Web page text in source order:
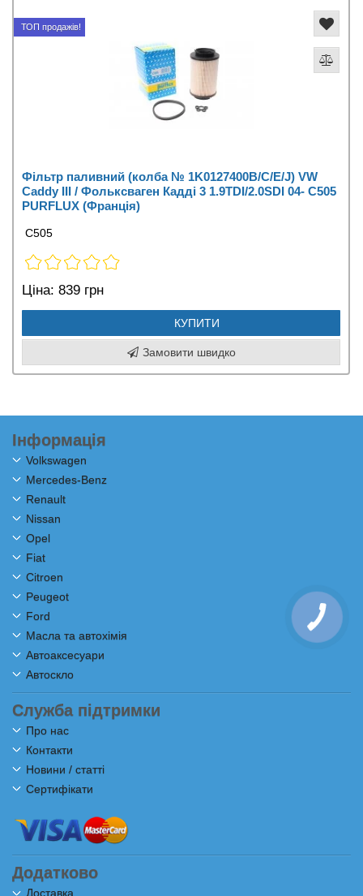
ТОП продажів!
Фільтр паливний (колба № 1K0127400B/C/E/J) VW
Caddy III / Фольксваген Кадді 3 1.9TDI/2.0SDI 04- C505
PURFLUX (Франція)
C505
Ціна: 839 грн
КУПИТИ
Замовити швидко
Інформація
Volkswagen
Mercedes-Benz
Renault
Nissan
Opel
Fiat
Citroen
Peugeot
Ford
Масла та автохімія
Автоаксесуари
Автоскло
Служба підтримки
Про нас
Контакти
Новини / статті
Сертифікати
Додатково
Доставка